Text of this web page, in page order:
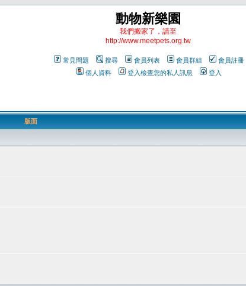
動物新樂園
我們搬家了，請至
http://www.meetpets.org.tw
常見問題 搜尋 會員列表 會員群組
會員註冊
個人資料
登入檢查您的私人訊息 登入
版面